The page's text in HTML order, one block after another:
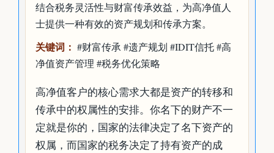
结合税务灵活性与财富传承效益，为高净值人
士提供一种有效的资产规划和传承方案。
关键词： #财富传承 #遗产规划 #IDIT信托 #高
净值资产管理 #税务优化策略
高净值客户的核心需求大都是资产的转移和
传承中的权属性的安排。你名下的财产不一
定就是你的，国家的法律决定了名下资产的
权属，而国家的税务决定了持有资产的成